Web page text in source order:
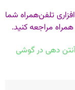
تلفن‌همراه شما
همراه مراجعه کنید.
دهی در گوشی